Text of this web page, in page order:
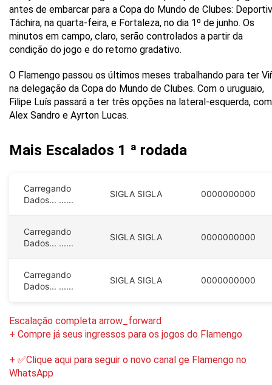
antes de embarcar para a Copa do Mundo de Clubes:
Táchira, na quarta-feira, e Fortaleza, no dia 1º de junho. Os
minutos em campo, claro, serão controlados a partir da
condição do jogo e do retorno gradativo.
O Flamengo passou os últimos meses trabalhando para ter
na delegação da Copa do Mundo de Clubes. Com o uruguaio,
Filipe Luís passará a ter três opções na lateral-esquerda, com
Alex Sandro e Ayrton Lucas.
Mais Escalados 1 ª rodada
Carregando
Dados... ......
SIGLA SIGLA 0000000000
Carregando
Dados... ......
SIGLA SIGLA 0000000000
Carregando
Dados... ......
SIGLA SIGLA 0000000000
Escalação completa arrow_forward
+ Compre já seus ingressos para os jogos do Flamengo
+ ✅Clique aqui para seguir o novo canal ge Flamengo no
WhatsApp